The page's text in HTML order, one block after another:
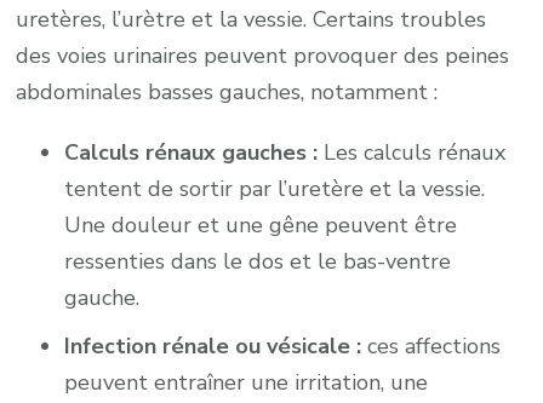
uretères, l’urètre et la vessie. Certains troubles
des voies urinaires peuvent provoquer des peines
abdominales basses gauches, notamment :
Calculs rénaux gauches : Les calculs rénaux
tentent de sortir par l’uretère et la vessie.
Une douleur et une gêne peuvent être
ressenties dans le dos et le bas-ventre
gauche.
Infection rénale ou vésicale : ces affections
peuvent entraîner une irritation, une